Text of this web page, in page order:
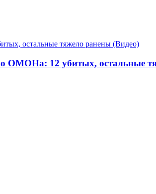
ОМОНа: 12 убитых, остальные